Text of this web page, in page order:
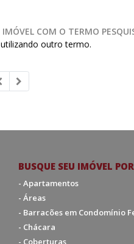
COM O TERMO
outro termo.
BUSQUE SEU IMÓVEL
- Apartamentos
- Áreas
- Barracões em Condomínio
- Chácara
- Coberturas